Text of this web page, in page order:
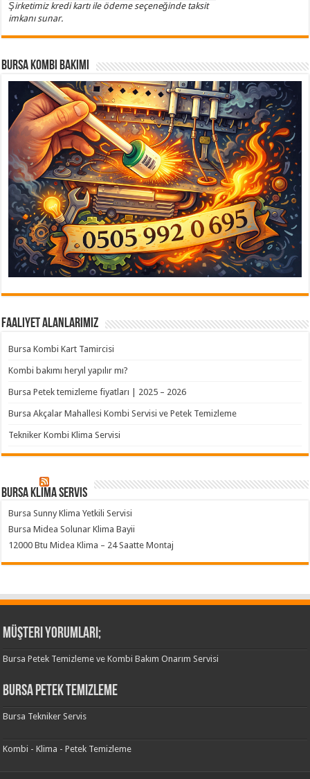
Şirketimiz kredi kartı ile ödeme seçeneğinde taksit
imkanı sunar.
Bursa Kombi Bakımı
Faaliyet Alanlarımız
Bursa Kombi Kart Tamircisi
Kombi bakımı heryıl yapılır mı?
Bursa Petek temizleme fiyatları | 2025 – 2026
Bursa Akçalar Mahallesi Kombi Servisi ve Petek Temizleme
Tekniker Kombi Klima Servisi
Bursa klima servis
Bursa Sunny Klima Yetkili Servisi
Bursa Midea Solunar Klima Bayii
12000 Btu Midea Klima – 24 Saatte Montaj
Müşteri Yorumları;
Bursa Petek Temizleme ve Kombi Bakım Onarım Servisi
Bursa Petek Temizleme
Bursa Tekniker Servis
Kombi - Klima - Petek Temizleme